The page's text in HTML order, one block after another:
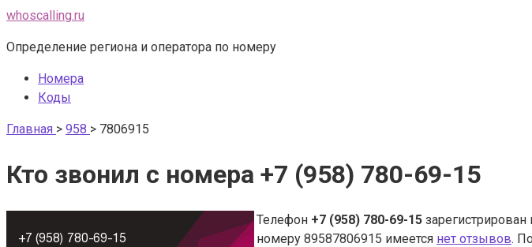
Перейти
контенту
whoscalling.ru
Определение региона и оператора по номеру
Номера
Коды
Главная > 958 > 7806915
Кто звонил с номера +7 (958) 780-69-15
Телефон +7 (958) 780-69-15
номеру 89587806915 имеется нет отзывов.